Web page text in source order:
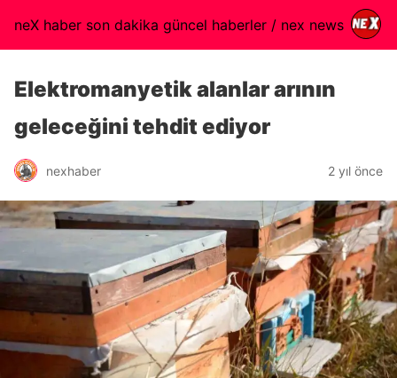
neX haber son dakika güncel haberler / nex news
Elektromanyetik alanlar arının
geleceğini tehdit ediyor
nexhaber 2 yıl önce